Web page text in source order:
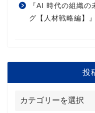
『AI 時代の組織
グ【人材戦略編】』
投